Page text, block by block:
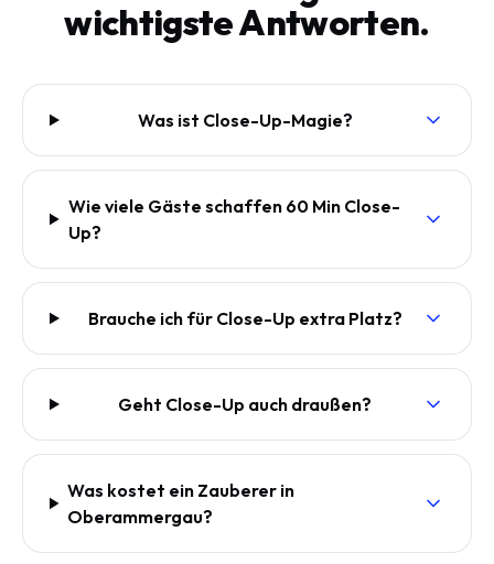
wichtigste Antworten.
Was ist Close-Up-Magie?
Wie viele Gäste schaffen 60 Min Close-
Up?
Brauche ich für Close-Up extra Platz?
Geht Close-Up auch draußen?
Was kostet ein Zauberer in
Oberammergau?